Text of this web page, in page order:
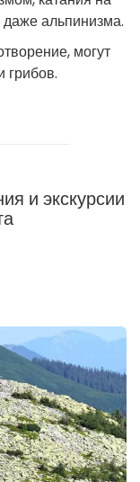
альпинизма.
могут
грибов.
и экскурсии